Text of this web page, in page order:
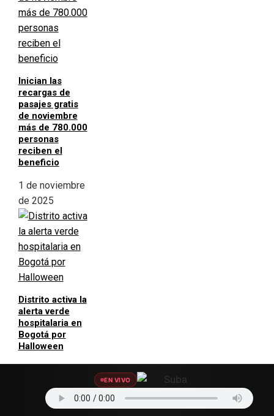
Inician las
recargas de
pasajes gratis
de noviembre
más de 780.000
personas
reciben el
beneficio
1 de noviembre
de 2025
Distrito activa la
alerta verde
hospitalaria en
Bogotá por
Halloween
EN VIVO